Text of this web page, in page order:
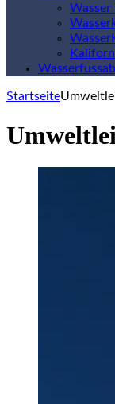
Startseite